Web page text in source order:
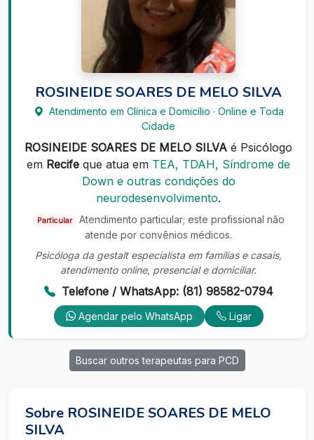
ROSINEIDE SOARES DE MELO SILVA
Atendimento em Clínica e Domicílio · Online e Toda
Cidade
ROSINEIDE SOARES DE MELO SILVA é Psicólogo
em Recife que atua em TEA, TDAH, Síndrome de
Down e outras condições do
neurodesenvolvimento.
Particular
Atendimento particular; este profissional não
atende por convênios médicos.
Psicóloga da gestalt especialista em famílias e casais,
atendimento online, presencial e domiciliar.
Telefone / WhatsApp: (81) 98582-0794
Agendar pelo WhatsApp Ligar
Buscar outros terapeutas para PCD
Sobre ROSINEIDE SOARES DE MELO
SILVA